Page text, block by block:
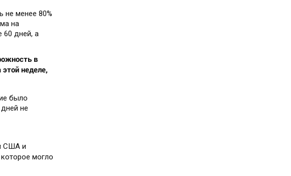
не менее 80%
на
60 дней, а
в
неделе,
было
не
США и
могло